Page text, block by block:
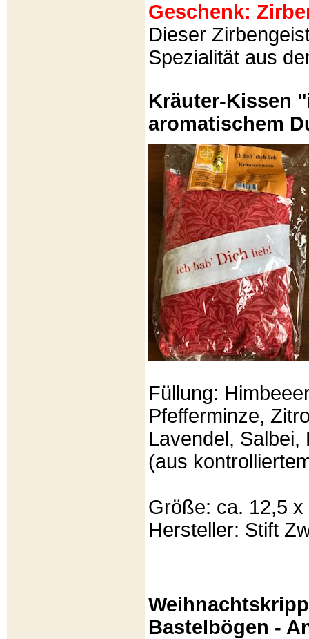
Geschenk:
Dieser
Spezialität aus
Kräuter-Kissen
aromatischem
Füllung:
Pfefferminze,
Lavendel, Salbei,
(aus
Größe: ca. 12,5 x
Hersteller: Stift
Bastelbögen -